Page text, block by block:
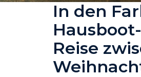
In den
Reise